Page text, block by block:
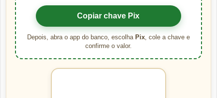
Copiar chave Pix
Depois, abra o app do banco, escolha Pix, cole a chave e
confirme o valor.